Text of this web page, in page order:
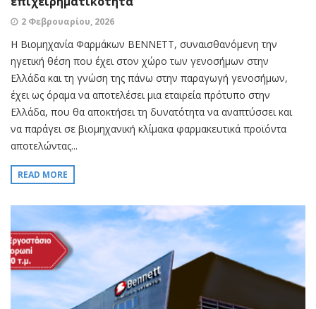
2 Φεβρουαρίου, 2026
Η Βιομηχανία Φαρμάκων BΕΝΝΕΤΤ, συναισθανόμενη την
ηγετική θέση που έχει στον χώρο των γενοσήμων στην
Ελλάδα και τη γνώση της πάνω στην παραγωγή γενοσήμων,
έχει ως όραμα να αποτελέσει μια εταιρεία πρότυπο στην
Ελλάδα, που θα αποκτήσει τη δυνατότητα να αναπτύσσει και
να παράγει σε βιομηχανική κλίμακα φαρμακευτικά προϊόντα
αποτελώντας...
READ MORE